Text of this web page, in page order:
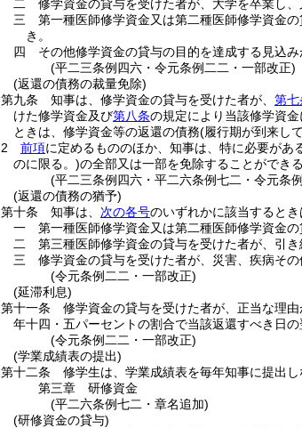
二
修学資金の貸与を受けた者が、大学を卒業し
三
第一種医師修学資金又は第二種医師修学資金
き。
四
その他修学資金の貸与の目的を達成する見込
(平二三条例四六・令元条例二二・一部改正)
(返還の債務の裁量免除)
第九条
知事は、修学資金の貸与を受けた者が、 第七
けた修学資金及び第八条の規定により当該修学資
ときは、修学資金等の返還の債務(履行期が到来し
2
前項に定めるもののほか、知事は、特に必要があ
のに限る。)の全部又は一部を免除することができる
(平二三条例四六・平二六条例七二・令元条
(返還の債務の猶予)
第十条
知事は、 次の各号のいずれかに該当するとき
一
第一種医師修学資金又は第二種医師修学資金
二
第三種医師修学資金の貸与を受けた者が、引き
三
修学資金の貸与を受けた者が、災害、疾病そ
(令元条例二二・一部改正)
(延滞利息)
第十一条
修学資金の貸与を受けた者が、正当な理
年十四・五パーセントの割合で当該返還すべき日
(令元条例二二・一部改正)
(学業成績表の提出)
第十二条
修学生は、学業成績表を毎年知事に提出し
第三章
研修資金
(平二六条例七二・章名追加)
(研修資金の貸与)